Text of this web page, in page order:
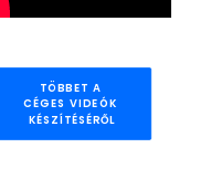
headline
TÖBBET A
CÉGES VIDEÓK
KÉSZÍTÉSÉRŐL